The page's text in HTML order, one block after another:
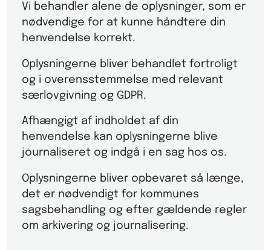
Vi behandler alene de oplysninger, som er
nødvendige for at kunne håndtere din
henvendelse korrekt.
Oplysningerne bliver behandlet fortroligt
og i overensstemmelse med relevant
særlovgivning og GDPR.
Afhængigt af indholdet af din
henvendelse kan oplysningerne blive
journaliseret og indgå i en sag hos os.
Oplysningerne bliver opbevaret så længe,
det er nødvendigt for kommunes
sagsbehandling og efter gældende regler
om arkivering og journalisering.